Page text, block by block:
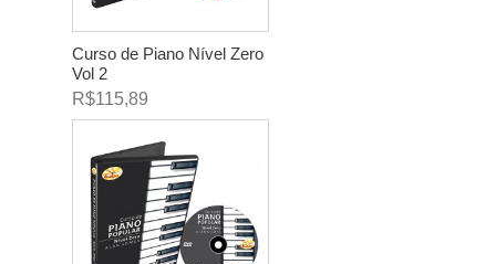
Curso de Piano Nível Zero
Vol 2
R$115,89